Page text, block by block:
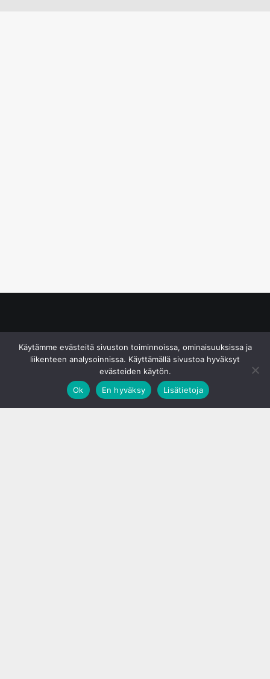
Käytämme evästeitä sivuston toiminnoissa, ominaisuuksissa ja
liikenteen analysoinnissa. Käyttämällä sivustoa hyväksyt
evästeiden käytön.
Ok
En hyväksy Lisätietoja